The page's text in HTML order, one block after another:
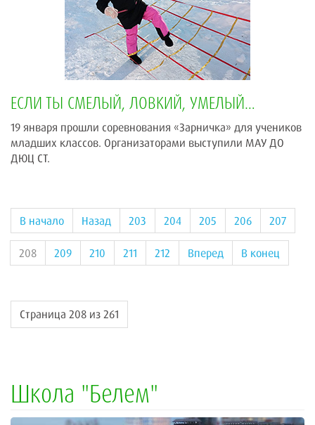
ЕСЛИ ТЫ СМЕЛЫЙ, ЛОВКИЙ, УМЕЛЫЙ…
19 января прошли соревнования «Зарничка» для учеников
младших классов. Организаторами выступили МАУ ДО
ДЮЦ СТ.
В начало Назад 203 204 205 206 207
208 209 210 211 212 Вперед В конец
Страница 208 из 261
Школа "Белем"